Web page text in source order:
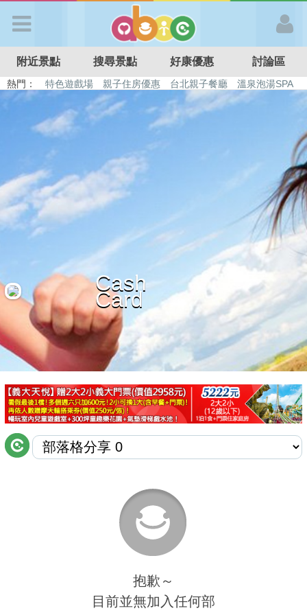
APP登入
首 頁
搜尋景點
好康優惠
最新留言
商家合作
推薦景點
討論區
聯絡我們
附近景點 搜尋景點 好康優惠 討論區
熱門： 特色遊戲場 親子住房優惠 台北親子餐廳
溫泉泡湯SPA
溜滑梯民宿
觀光工廠 日本親子景點
Cash
Card
抱歉～
目前並無加入任何部